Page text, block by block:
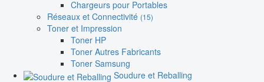
Chargeurs pour Portables
Réseaux et Connectivité (15)
Toner et Impression
Toner HP
Toner Autres Fabricants
Toner Samsung
Soudure et Reballing